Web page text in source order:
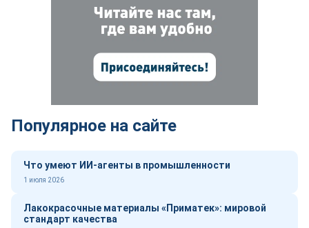
Популярное на сайте
Что умеют ИИ-агенты в промышленности
1 июля 2026
Лакокрасочные материалы «Приматек»: мировой
стандарт качества